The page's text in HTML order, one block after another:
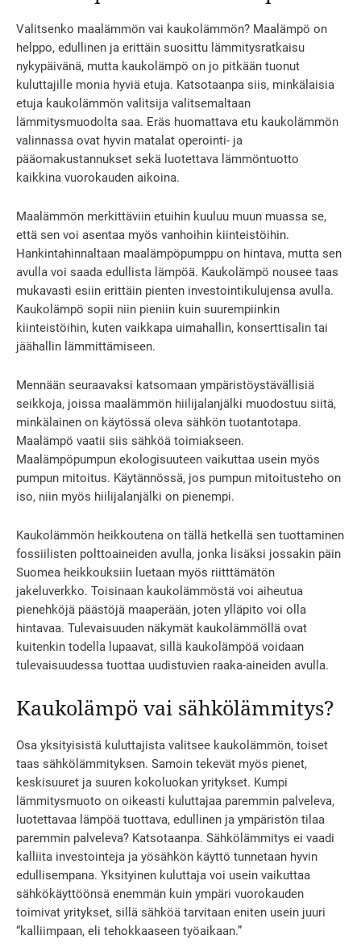
Valitsenko maalämmön vai kaukolämmön? Maalämpö on
helppo, edullinen ja erittäin suosittu lämmitysratkaisu
nykypäivänä, mutta kaukolämpö on jo pitkään tuonut
kuluttajille monia hyviä etuja. Katsotaanpa siis, minkälaisia
etuja kaukolämmön valitsija valitsemaltaan
lämmitysmuodolta saa. Eräs huomattava etu kaukolämmön
valinnassa ovat hyvin matalat operointi- ja
pääomakustannukset sekä luotettava lämmöntuotto
kaikkina vuorokauden aikoina.
Maalämmön merkittäviin etuihin kuuluu muun muassa se,
että sen voi asentaa myös vanhoihin kiinteistöihin.
Hankintahinnaltaan maalämpöpumppu on hintava, mutta sen
avulla voi saada edullista lämpöä. Kaukolämpö nousee taas
mukavasti esiin erittäin pienten investointikulujensa avulla.
Kaukolämpö sopii niin pieniin kuin suurempiinkin
kiinteistöihin, kuten vaikkapa uimahallin, konserttisalin tai
jäähallin lämmittämiseen.
Mennään seuraavaksi katsomaan ympäristöystävällisiä
seikkoja, joissa maalämmön hiilijalanjälki muodostuu siitä,
minkälainen on käytössä oleva sähkön tuotantotapa.
Maalämpö vaatii siis sähköä toimiakseen.
Maalämpöpumpun ekologisuuteen vaikuttaa usein myös
pumpun mitoitus. Käytännössä, jos pumpun mitoitusteho on
iso, niin myös hiilijalanjälki on pienempi.
Kaukolämmön heikkoutena on tällä hetkellä sen tuottaminen
fossiilisten polttoaineiden avulla, jonka lisäksi jossakin päin
Suomea heikkouksiin luetaan myös riitttämätön
jakeluverkko. Toisinaan kaukolämmöstä voi aiheutua
pienehköjä päästöjä maaperään, joten ylläpito voi olla
hintavaa. Tulevaisuuden näkymät kaukolämmöllä ovat
kuitenkin todella lupaavat, sillä kaukolämpöä voidaan
tulevaisuudessa tuottaa uudistuvien raaka-aineiden avulla.
Kaukolämpö vai sähkölämmitys?
Osa yksityisistä kuluttajista valitsee kaukolämmön, toiset
taas sähkölämmityksen. Samoin tekevät myös pienet,
keskisuuret ja suuren kokoluokan yritykset. Kumpi
lämmitysmuoto on oikeasti kuluttajaa paremmin palveleva,
luotettavaa lämpöä tuottava, edullinen ja ympäristön tilaa
paremmin palveleva? Katsotaanpa. Sähkölämmitys ei vaadi
kalliita investointeja ja yösähkön käyttö tunnetaan hyvin
edullisempana. Yksityinen kuluttaja voi usein vaikuttaa
sähkökäyttöönsä enemmän kuin ympäri vuorokauden
toimivat yritykset, sillä sähköä tarvitaan eniten usein juuri
“kalliimpaan, eli tehokkaaseen työaikaan.”